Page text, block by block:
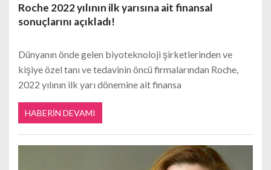
Roche 2022 yılının ilk yarısına ait finansal
sonuçlarını açıkladı!
Dünyanın önde gelen biyoteknoloji şirketlerinden ve
kişiye özel tanı ve tedavinin öncü firmalarından Roche,
2022 yılının ilk yarı dönemine ait finansa
HABERIN DEVAMI